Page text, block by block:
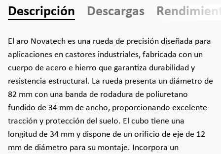
Descripción Descargas
El aro Novatech es una rueda de precisión diseñada para
aplicaciones en castores industriales, fabricada con un
cuerpo de acero e hierro que garantiza durabilidad y
resistencia estructural. La rueda presenta un diámetro de
82 mm con una banda de rodadura de poliuretano
fundido de 34 mm de ancho, proporcionando excelente
tracción y protección del suelo. El cubo tiene una
longitud de 34 mm y dispone de un orificio de eje de 12
mm de diámetro para su montaje. Incorpora un